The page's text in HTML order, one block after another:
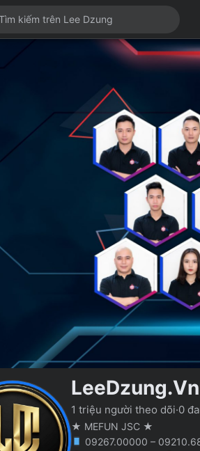
LeeDzung.Vn
1 triệu người theo dõi·0
★ MEFUN JSC ★
09267.00000 –